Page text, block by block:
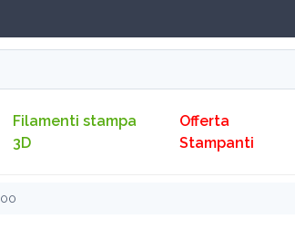
Filamenti stampa
3D
Offerta
Stampanti